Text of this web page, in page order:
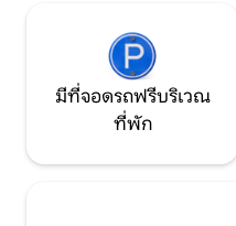
มีที่จอดรถฟรีบริเวณ
ที่พัก